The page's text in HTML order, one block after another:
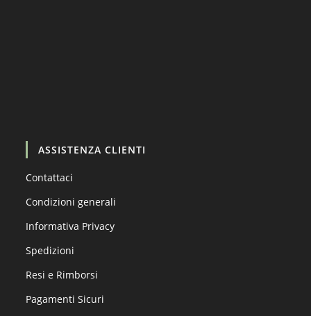
ASSISTENZA CLIENTI
Contattaci
Condizioni generali
Informativa Privacy
Spedizioni
Resi e Rimborsi
Pagamenti Sicuri